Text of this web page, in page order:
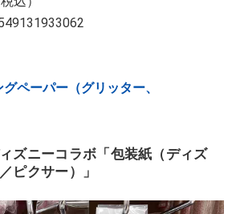
ペーパー（グリッター、
ズニーコラボ「包装紙（ディズ
ピクサー）」